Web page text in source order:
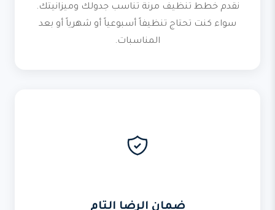
نقدم خطط تنظيف مرنة تناسب جدولك وميزانيتك.
سواء كنت تحتاج تنظيفاً أسبوعياً أو شهرياً أو بعد
المناسبات.
ضمان الرضا التام